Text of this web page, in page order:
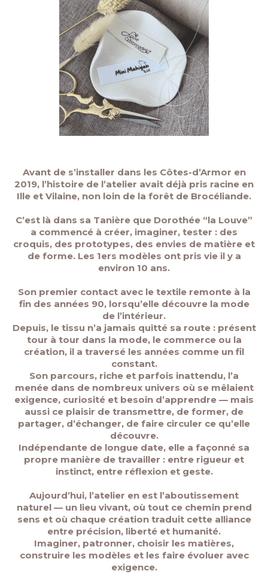
Avant de s’installer dans les Côtes-d’Armor en
2019, l’histoire de l’atelier avait déjà pris racine en
Ille et Vilaine, non loin de la forêt de Brocéliande.
C’est là dans sa Tanière que Dorothée “la Louve”
a commencé à créer, imaginer, tester : des
croquis, des prototypes, des envies de matière et
de forme. Les 1ers modèles ont pris vie il y a
environ 10 ans.
Son premier contact avec le textile remonte à la
fin des années 90, lorsqu’elle découvre la mode
de l’intérieur.
Depuis, le tissu n’a jamais quitté sa route : présent
tour à tour dans la mode, le commerce ou la
création, il a traversé les années comme un fil
constant.
Son parcours, riche et parfois inattendu, l’a
menée dans de nombreux univers où se mêlaient
exigence, curiosité et besoin d’apprendre — mais
aussi ce plaisir de transmettre, de former, de
partager, d’échanger, de faire circuler ce qu’elle
découvre.
Indépendante de longue date, elle a façonné sa
propre manière de travailler : entre rigueur et
instinct, entre réflexion et geste.
Aujourd’hui, l’atelier en est l’aboutissement
naturel — un lieu vivant, où tout ce chemin prend
sens et où chaque création traduit cette alliance
entre précision, liberté et humanité.
Imaginer, patronner, choisir les matières,
construire les modèles et les faire évoluer avec
exigence.